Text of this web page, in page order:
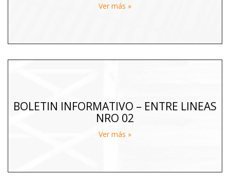
Ver más »
BOLETIN INFORMATIVO – ENTRE LINEAS
NRO 02
Ver más »